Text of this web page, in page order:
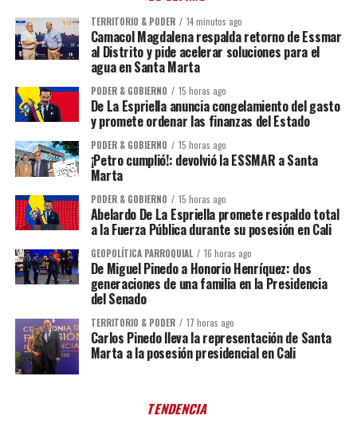
TERRITORIO & PODER 14 minutos ago
Camacol Magdalena respalda retorno de Essmar
al Distrito y pide acelerar soluciones para el
agua en Santa Marta
PODER & GOBIERNO 15 horas ago
De La Espriella anuncia congelamiento del gasto
y promete ordenar las finanzas del Estado
PODER & GOBIERNO 15 horas ago
¡Petro cumplió!: devolvió la ESSMAR a Santa
Marta
PODER & GOBIERNO 15 horas ago
Abelardo De La Espriella promete respaldo total
a la Fuerza Pública durante su posesión en Cali
GEOPOLÍTICA PARROQUIAL 16 horas ago
De Miguel Pinedo a Honorio Henríquez: dos
generaciones de una familia en la Presidencia
del Senado
TERRITORIO & PODER 17 horas ago
Carlos Pinedo lleva la representación de Santa
Marta a la posesión presidencial en Cali
TENDENCIA